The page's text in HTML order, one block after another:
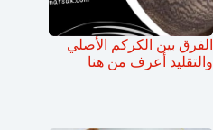
الفرق بين الكركم الأصلي
والتقليد أعرف من هنا